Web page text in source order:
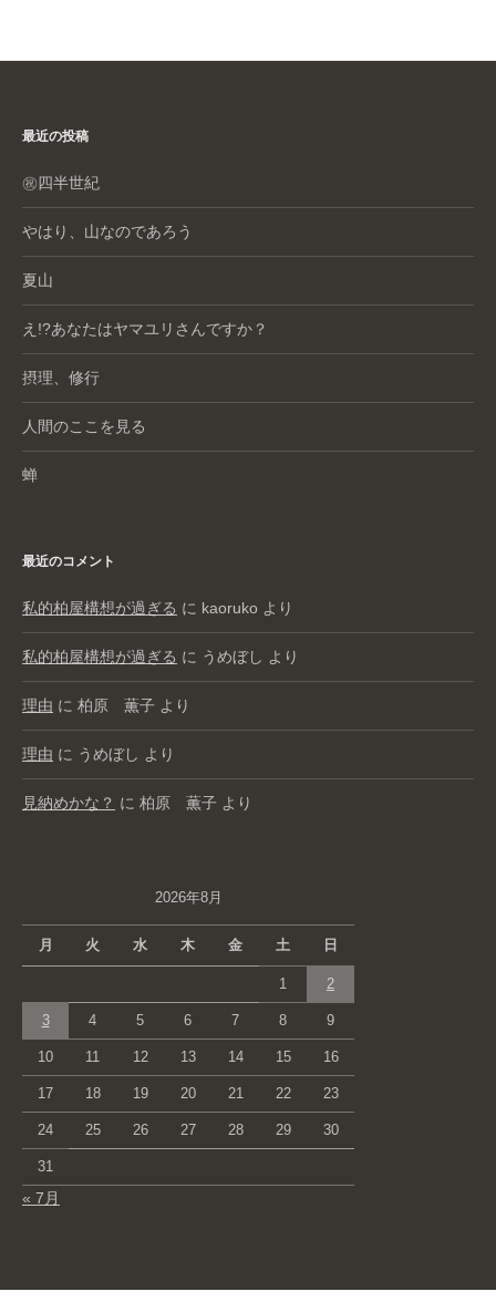
最近の投稿
㊗️四半世紀
やはり、山なのであろう
夏山
え!?あなたはヤマユリさんですか？
摂理、修行
人間のここを見る
蝉
最近のコメント
私的柏屋構想が過ぎる に kaoruko より
私的柏屋構想が過ぎる に うめぼし より
理由 に 柏原 薫子 より
理由 に うめぼし より
見納めかな？ に 柏原 薫子 より
2026年8月
月 火 水 木 金 土 日
1 2
3 4 5 6 7 8 9
10 11 12 13 14 15 16
17 18 19 20 21 22 23
24 25 26 27 28 29 30
31
« 7月